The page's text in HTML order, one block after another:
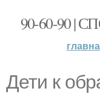
90-60-90 |
Дети к